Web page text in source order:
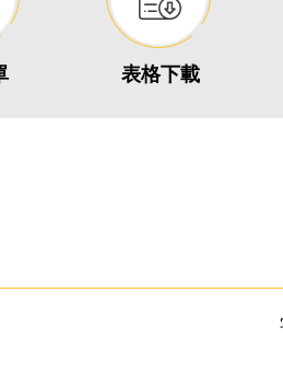
表格下載